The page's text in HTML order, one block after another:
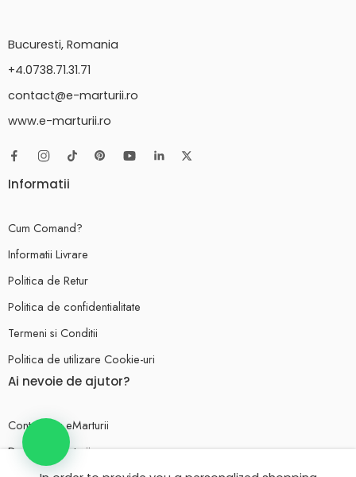
Bucuresti, Romania
+4.0738.71.31.71
contact@e-marturii.ro
www.e-marturii.ro
Informatii
Cum Comand?
Informatii Livrare
Politica de Retur
Politica de confidentialitate
Termeni si Conditii
Politica de utilizare Cookie-uri
Ai nevoie de ajutor?
Contul meu eMarturii
Despre eMarturii